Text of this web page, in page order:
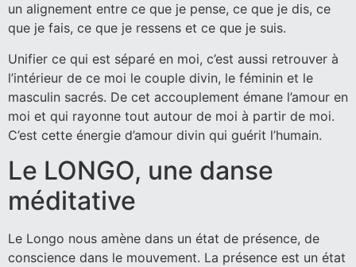
un alignement entre ce que je pense, ce que je dis, ce
que je fais, ce que je ressens et ce que je suis.
Unifier ce qui est séparé en moi, c’est aussi retrouver à
l’intérieur de ce moi le couple divin, le féminin et le
masculin sacrés. De cet accouplement émane l’amour en
moi et qui rayonne tout autour de moi à partir de moi.
C’est cette énergie d’amour divin qui guérit l’humain.
Le LONGO, une danse
méditative
Le Longo nous amène dans un état de présence, de
conscience dans le mouvement. La présence est un état